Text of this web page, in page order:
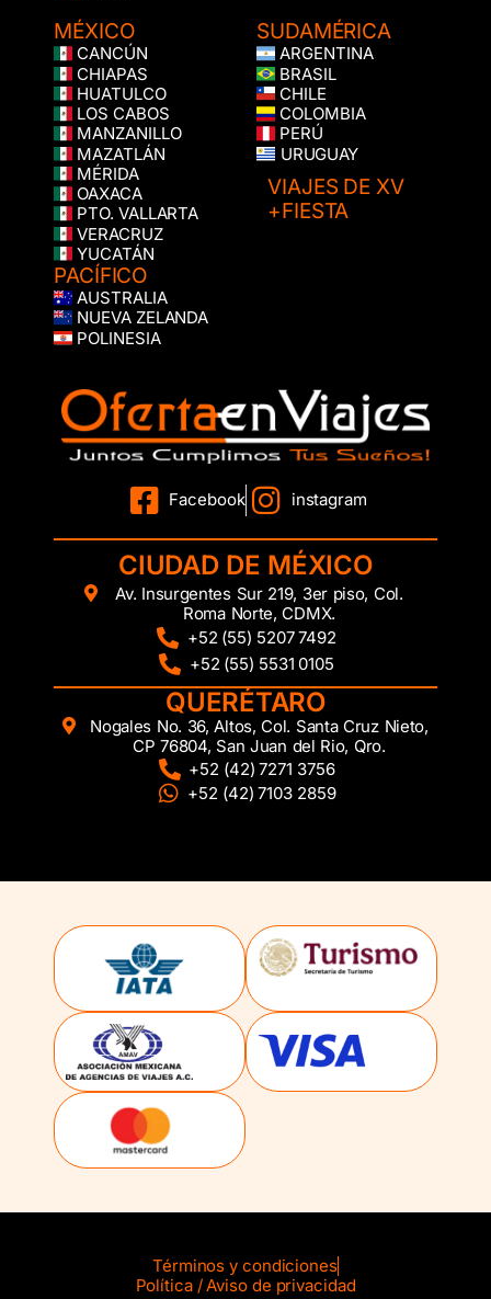
MÉXICO
CANCÚN
CHIAPAS
HUATULCO
LOS CABOS
MANZANILLO
MAZATLÁN
MÉRIDA
OAXACA
PTO. VALLARTA
VERACRUZ
YUCATÁN
PACÍFICO
AUSTRALIA
NUEVA ZELANDA
POLINESIA
SUDAMÉRICA
ARGENTINA
BRASIL
CHILE
COLOMBIA
PERÚ
URUGUAY
VIAJES DE XV
+FIESTA
Facebook instagram
CIUDAD DE MÉXICO
Av. Insurgentes Sur 219, 3er piso, Col.
Roma Norte, CDMX.
+52 (55) 5207 7492
+52 (55) 5531 0105
QUERÉTARO
Nogales No. 36, Altos, Col. Santa Cruz Nieto,
CP 76804, San Juan del Rio, Qro.
+52 (42) 7271 3756
+52 (42) 7103 2859
Términos y condiciones
Política / Aviso de privacidad